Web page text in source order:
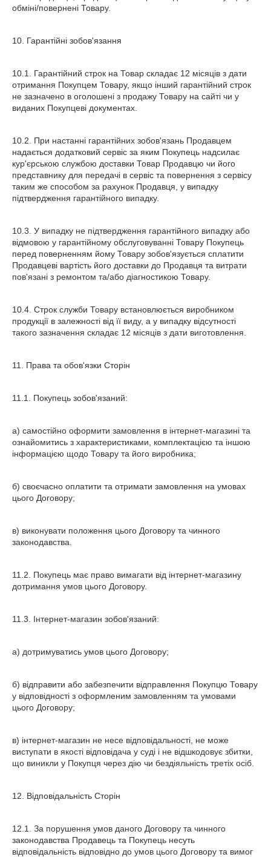
обміні/повернені Товару.
10. Гарантійні зобов'язання
10.1. Гарантійний строк на Товар складає 12 місяців з дати
отримання Покупцем Товару, якщо інший гарантійний строк
не зазначено в оголошені з продажу Товару на сайті чи у
виданих Покупцеві документах.
10.2. При настанні гарантійних зобов'язань Продавцем
надається додатковий сервіс за яким Покупець надсилає
кур'єрською службою доставки Товар Продавцю чи його
представнику для передачі в сервіс та повернення з сервісу
таким же способом за рахунок Продавця, у випадку
підтвердження гарантійного випадку.
10.3. У випадку не підтвердження гарантійного випадку або
відмовою у гарантійному обслуговуванні Товару Покупець
перед поверненням йому Товару зобов'язується сплатити
Продавцеві вартість його доставки до Продавця та витрати
пов'язані з ремонтом та/або діагностикою Товару.
10.4. Строк служби Товару встановлюється виробником
продукції в залежності від її виду, а у випадку відсутності
такого зазначення складає 12 місяців з дати виготовлення.
11. Права та обов'язки Сторін
11.1. Покупець зобов'язаний:
а) самостійно оформити замовлення в інтернет-магазині та
ознайомитись з характеристиками, комплектацією та іншою
інформацією щодо Товару та його виробника;
б) своєчасно оплатити та отримати замовлення на умовах
цього Договору;
в) виконувати положення цього Договору та чинного
законодавства.
11.2. Покупець має право вимагати від інтернет-магазину
дотримання умов цього Договору.
11.3. Інтернет-магазин зобов'язаний:
а) дотримуватись умов цього Договору;
б) відправити або забезпечити відправлення Покупцю Товару
у відповідності з оформленим замовленням та умовами
цього Договору;
в) інтернет-магазин не несе відповідальності, не може
виступати в якості відповідача у суді і не відшкодовує збитки,
що виникли у Покупця через дію чи бездіяльність третіх осіб.
12. Відповідальність Сторін
12.1. За порушення умов даного Договору та чинного
законодавства Продавець та Покупець несуть
відповідальність відповідно до умов цього Договору та вимог